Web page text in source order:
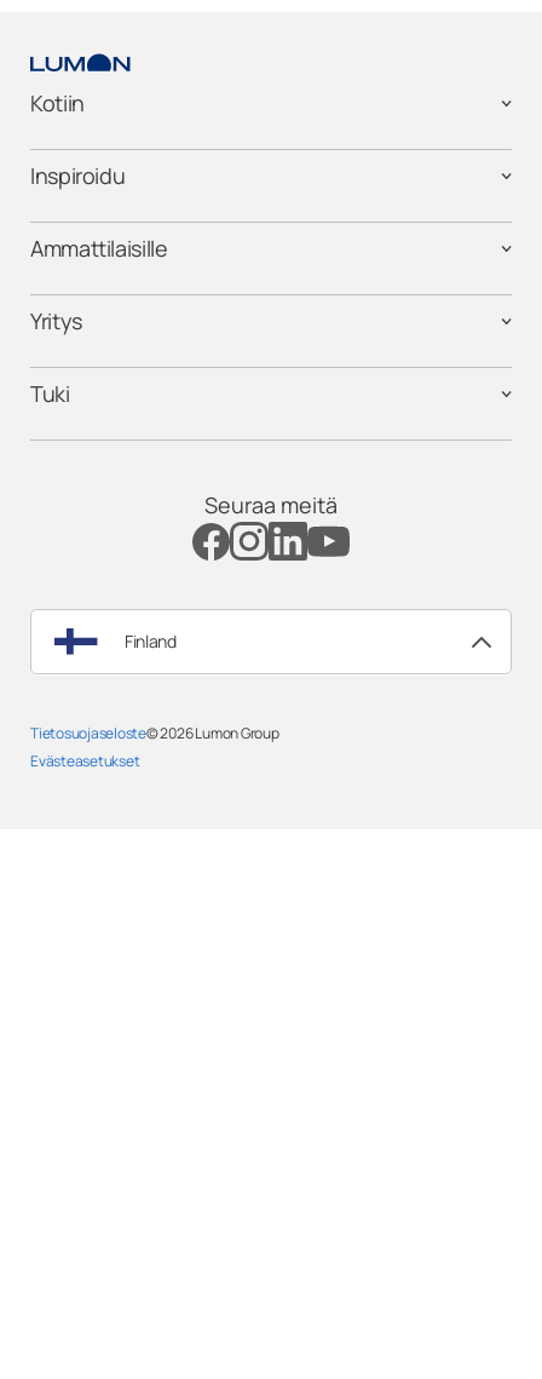
Kotiin
Inspiroidu
Ammattilaisille
Yritys
Tuki
Seuraa meitä
Finland
Tietosuojaseloste
Evästeasetukset
© 2026Lumon Group